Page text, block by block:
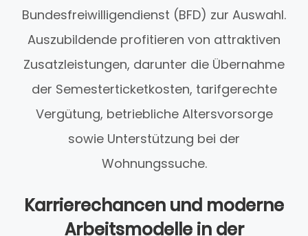
Bundesfreiwilligendienst (BFD) zur Auswahl.
Auszubildende profitieren von attraktiven
Zusatzleistungen, darunter die Übernahme
der Semesterticketkosten, tarifgerechte
Vergütung, betriebliche Altersvorsorge
sowie Unterstützung bei der
Wohnungssuche.
Karrierechancen und moderne
Arbeitsmodelle in der